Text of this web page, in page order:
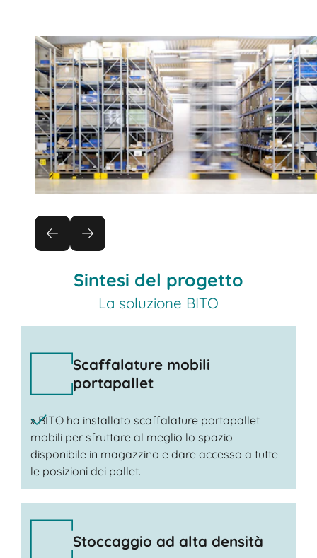
Sintesi del progetto
La soluzione BITO
Scaffalature mobili
portapallet
» BITO ha installato scaffalature portapallet
mobili per sfruttare al meglio lo spazio
disponibile in magazzino e dare accesso a tutte
le posizioni dei pallet.
Stoccaggio ad alta densità